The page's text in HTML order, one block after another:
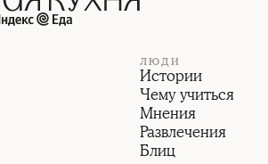
ЛЮДИ
Истории
Чему учиться
Мнения
Развлечения
Блиц